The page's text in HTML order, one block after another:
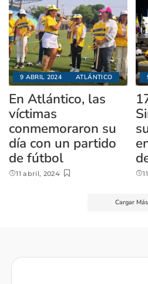
9 ABRIL 2024 ATLÁNTICO
En Atlántico, las
víctimas
conmemoraron su
día con un partido
de fútbol
11 abril, 2024
Cargar Más